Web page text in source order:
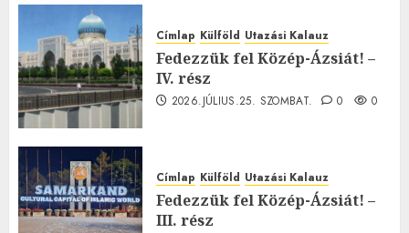
Címlap Külföld Utazási Kalauz
Fedezzük fel Közép-Ázsiát! –
IV. rész
2026.JÚLIUS.25. SZOMBAT. 0 0
Címlap Külföld Utazási Kalauz
Fedezzük fel Közép-Ázsiát! –
III. rész